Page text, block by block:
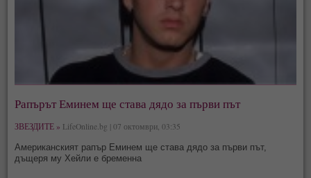
Рапърът Еминем ще става дядо за първи път
ЗВЕЗДИТЕ » LifeOnline.bg | 07 октомври, 03:35
Американският рапър Еминем ще става дядо за първи път,
дъщеря му Хейли е бременна